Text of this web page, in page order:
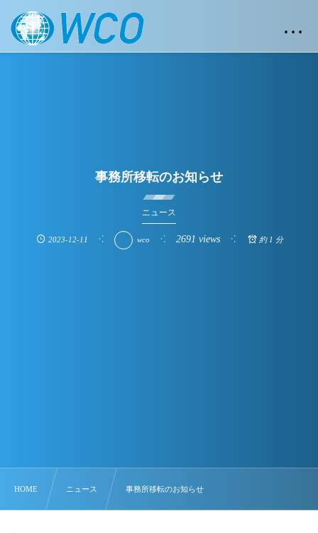
…
事務所移転のお知らせ
ニュース
2023-12-11 wco 2691 views 約 1 分
HOME ニュース 事務所移転のお知らせ